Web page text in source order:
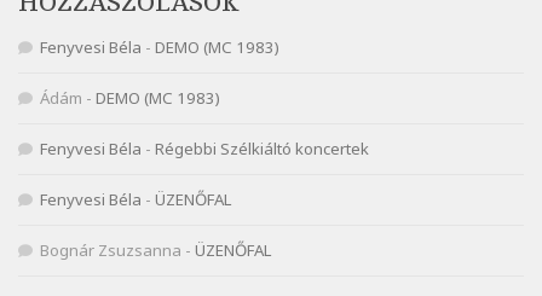
Nagy Bandó András: Vizilóblues
Szélkiáltó
Szélkiáltó
Népköltés: Most érkeztünk
Szélkiáltó
Népköltés: Reggeli köszöntő
Fenyvesi Béla - DEMO (MC 1983)
Ádám - DEMO (MC 1983)
Fenyvesi Béla - Régebbi Szélkiáltó koncertek
Fenyvesi Béla - ÜZENŐFAL
Bognár Zsuzsanna - ÜZENŐFAL